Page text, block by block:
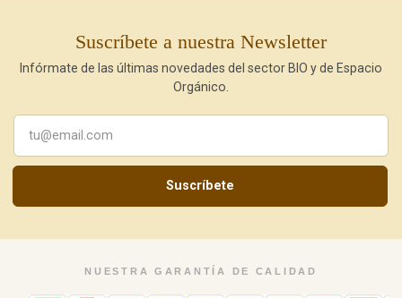
Suscríbete a nuestra Newsletter
Infórmate de las últimas novedades del sector BIO y de Espacio
Orgánico.
Suscríbete
NUESTRA GARANTÍA DE CALIDAD